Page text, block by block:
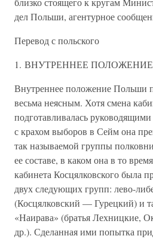
дел Польши, агентурное
Перевод с польского
1. ВНУТРЕННЕЕ
Внутреннее положение Польши
весьма неясным. Хотя смена
подготавливалась
с крахом выборов в Сейм она
так называемой группы
ее составе, в каком она в то
кабинета Косцялковского была
двух следующих групп: лево-
(Косцялковский — Гурецкий) и
«Наирава» (братья Лехницкие,
др.). Сделанная ими попытка